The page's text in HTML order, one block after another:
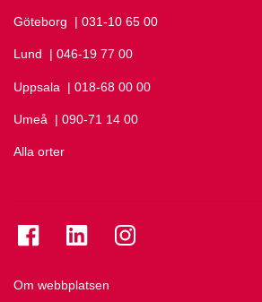
Göteborg Ring Göteborg på
| 031-10 65 00
Lund Ring Lund på
| 046-19 77 00
Uppsala Ring Uppsala på
| 018-68 00 00
Umeå Ring Umeå på
| 090-71 14 00
Alla orter
Om webbplatsen
Se folkuniversitetet på Facebook
Se folkuniversitetet på LinkedIn